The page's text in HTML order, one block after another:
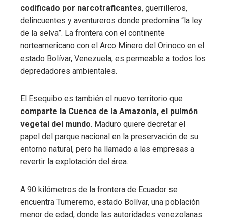
codificado por narcotraficantes, guerrilleros,
delincuentes y aventureros donde predomina “la ley
de la selva”. La frontera con el continente
norteamericano con el Arco Minero del Orinoco en el
estado Bolívar, Venezuela, es permeable a todos los
depredadores ambientales.
El Esequibo es también el nuevo territorio que
comparte la Cuenca de la Amazonía, el pulmón
vegetal del mundo. Maduro quiere decretar el
papel del parque nacional en la preservación de su
entorno natural, pero ha llamado a las empresas a
revertir la explotación del área.
A 90 kilómetros de la frontera de Ecuador se
encuentra Tumeremo, estado Bolívar, una población
menor de edad, donde las autoridades venezolanas